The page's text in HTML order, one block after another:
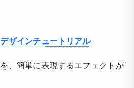
ザインチュートリアル
、簡単に表現するエフェクトが